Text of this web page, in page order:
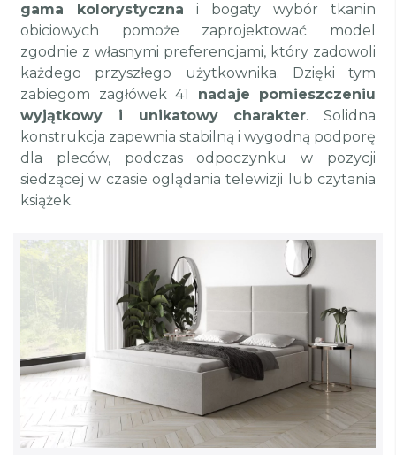
gama kolorystyczna i bogaty wybór tkanin
obiciowych pomoże zaprojektować model
zgodnie z własnymi preferencjami, który zadowoli
każdego przyszłego użytkownika. Dzięki tym
zabiegom zagłówek 41 nadaje pomieszczeniu
wyjątkowy i unikatowy charakter. Solidna
konstrukcja zapewnia stabilną i wygodną podporę
dla pleców, podczas odpoczynku w pozycji
siedzącej w czasie oglądania telewizji lub czytania
książek.